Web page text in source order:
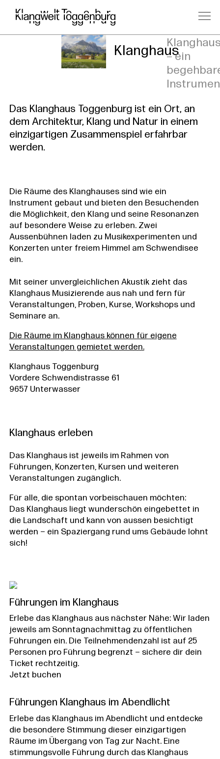
Klanghaus
– ein
Das Klanghaus Toggenburg ist ein Ort, an
dem Architektur, Klang und Natur in einem
einzigartigen Zusammenspiel erfahrbar
werden.
Die Räume des Klanghauses sind wie ein
Instrument gebaut und bieten den Besuchenden
die Möglichkeit, den Klang und seine Resonanzen
auf besondere Weise zu erleben. Zwei
Aussenbühnen laden zu Musikexperimenten und
Konzerten unter freiem Himmel am Schwendisee
ein.
Mit seiner unvergleichlichen Akustik zieht das
Klanghaus Musizierende aus nah und fern für
Veranstaltungen, Proben, Kurse, Workshops und
Seminare an.
Die Räume im Klanghaus können für eigene
Veranstaltungen gemietet werden.
Klanghaus Toggenburg
Vordere Schwendistrasse 61
9657 Unterwasser
Klanghaus erleben
Das Klanghaus ist jeweils im Rahmen von
Führungen, Konzerten, Kursen und weiteren
Veranstaltungen zugänglich.
Für alle, die spontan vorbeischauen möchten:
Das Klanghaus liegt wunderschön eingebettet in
die Landschaft und kann von aussen besichtigt
werden – ein Spaziergang rund ums Gebäude lohnt
sich!
Führungen im Klanghaus
Erlebe das Klanghaus aus nächster Nähe: Wir laden
jeweils am Sonntagnachmittag zu öffentlichen
Führungen ein. Die Teilnehmendenzahl ist auf 25
Personen pro Führung begrenzt – sichere dir dein
Ticket rechtzeitig.
Jetzt buchen
Führungen Klanghaus im Abendlicht
Erlebe das Klanghaus im Abendlicht und entdecke
die besondere Stimmung dieser einzigartigen
Räume im Übergang von Tag zur Nacht. Eine
stimmungsvolle Führung durch das Klanghaus